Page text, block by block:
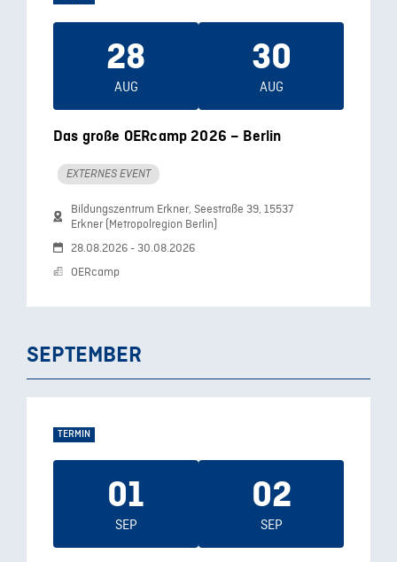
Das große OERcamp 2026 – Berlin
EXTERNES EVENT
Bildungszentrum Erkner, Seestraße 39, 15537
Erkner (Metropolregion Berlin)
28.08.2026 - 30.08.2026
OERcamp
28
AUG
30
AUG
SEPTEMBER
TERMIN
01
SEP
02
SEP